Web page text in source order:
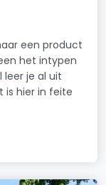
een product
het intypen
leer je al uit
is hier in feite